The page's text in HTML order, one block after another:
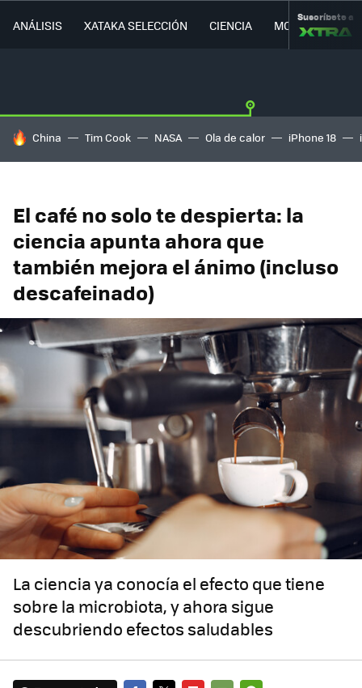
ANÁLISIS XATAKA SELECCIÓN CIENCIA MOVILIDAD
Suscríbete a
HOY SE HABLA DE
China Tim Cook NASA Ola de calor iPhone 18
El café no solo te despierta: la
ciencia apunta ahora que
también mejora el ánimo (incluso
descafeinado)
La ciencia ya conocía el efecto que tiene
sobre la microbiota, y ahora sigue
descubriendo efectos saludables